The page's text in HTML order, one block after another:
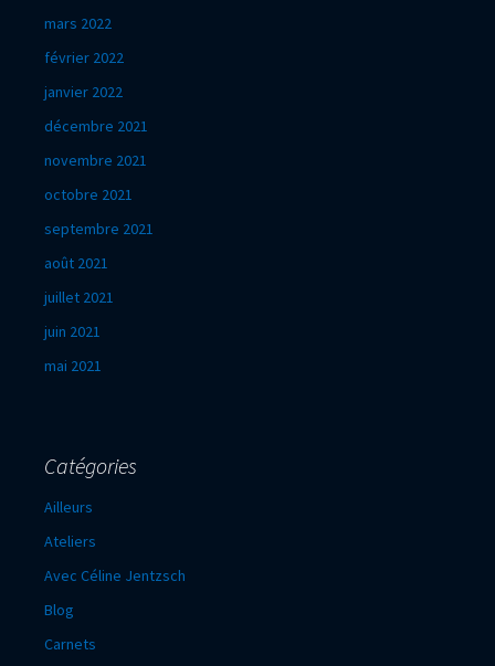
mars 2022
février 2022
janvier 2022
décembre 2021
novembre 2021
octobre 2021
septembre 2021
août 2021
juillet 2021
juin 2021
mai 2021
Catégories
Ailleurs
Ateliers
Avec Céline Jentzsch
Blog
Carnets